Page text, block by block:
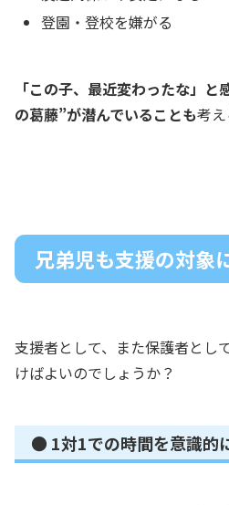
登園・登校を嫌がる
「この子、最近変わったな」
の葛藤”が潜んでいることも考え
兄弟児も支援の対象
支援者として、また保護者とし
けばよいのでしょうか？
● 1対1での時間を意識的